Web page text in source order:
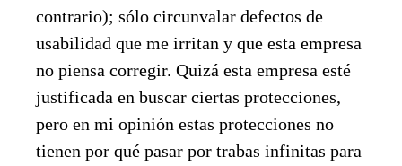
contrario); sólo circunvalar defectos de
usabilidad que me irritan y que esta empresa
no piensa corregir. Quizá esta empresa esté
justificada en buscar ciertas protecciones,
pero en mi opinión estas protecciones no
tienen por qué pasar por trabas infinitas para